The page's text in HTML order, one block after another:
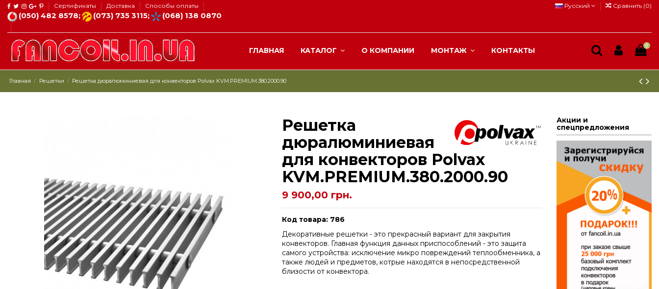
Сертификаты Доставка Способы оплаты
(050) 482 8578; (073) 735 3115; (068) 138 0870
Русский Сравнить (0)
ГЛАВНАЯ КАТАЛОГ О КОМПАНИИ МОНТАЖ КОНТАКТЫ
0
Главная Решетки Решетка дюралюминиевая для конвекторов Polvax KVM.PREMIUM.380.2000.90
Решетка
дюралюминиевая
для конвекторов Polvax
KVM.PREMIUM.380.2000.90
9 900,00 грн.
Код товара: 786
Декоративные решетки - это прекрасный вариант для закрытия
конвекторов. Главная функция данных приспособлений - это защита
самого устройства: исключение микро повреждений теплообменника, а
также людей и предметов, котрые находятся в непосредственной
близости от конвектора.
Акции и
спецпредложения